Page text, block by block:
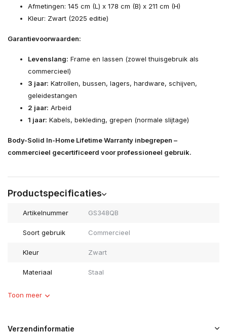
Afmetingen: 145 cm (L) x 178 cm (B) x 211 cm (H)
Kleur: Zwart (2025 editie)
Garantievoorwaarden:
Levenslang: Frame en lassen (zowel thuisgebruik als
commercieel)
3 jaar: Katrollen, bussen, lagers, hardware, schijven,
geleidestangen
2 jaar: Arbeid
1 jaar: Kabels, bekleding, grepen (normale slijtage)
Body-Solid In-Home Lifetime Warranty inbegrepen –
commercieel gecertificeerd voor professioneel gebruik.
Productspecificaties
Artikelnummer GS348QB
Soort gebruik Commercieel
Kleur Zwart
Materiaal Staal
Toon meer
Verzendinformatie